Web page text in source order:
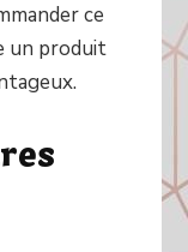
ce
un produit